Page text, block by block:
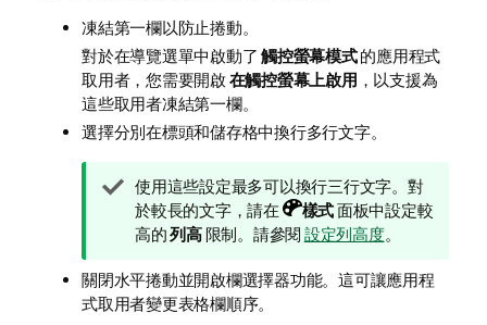
凍結第一欄以防止捲動。
對於在導覽選單中啟動了 觸控螢幕模式的應用程式
取用者，您需要開啟在觸控螢幕上啟用 ，以支援為
這些取用者凍結第一欄。
選擇分別在標頭和儲存格中換行多行文字。
提
示
備
使用這些設定最多可以換行三行文字。對
於較長的文字，請在
樣式面板中設定較
高的列高限制。 請參閱 設定列高度。
關閉水平捲動並開啟欄選擇器功能。這可讓應用程
式取用者變更表格欄順序。